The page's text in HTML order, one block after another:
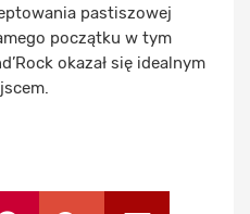
pastiszowej
początku w tym
okazał się idealnym